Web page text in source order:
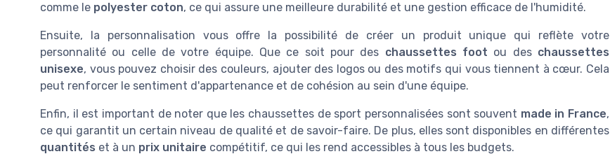
comme le polyester coton, ce qui assure une meilleure durabilité et une gestion efficace de l'humidité.
Ensuite, la personnalisation vous offre la possibilité de créer un produit unique qui reflète votre
personnalité ou celle de votre équipe. Que ce soit pour des chaussettes foot ou des chaussettes
unisexe, vous pouvez choisir des couleurs, ajouter des logos ou des motifs qui vous tiennent à cœur. Cela
peut renforcer le sentiment d'appartenance et de cohésion au sein d'une équipe.
Enfin, il est important de noter que les chaussettes de sport personnalisées sont souvent made in France,
ce qui garantit un certain niveau de qualité et de savoir-faire. De plus, elles sont disponibles en différentes
quantités et à un prix unitaire compétitif, ce qui les rend accessibles à tous les budgets.